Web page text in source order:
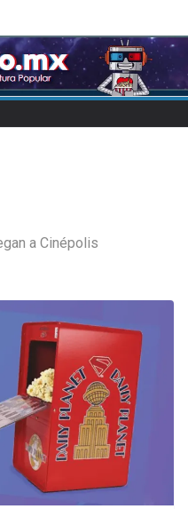
a Cinépolis